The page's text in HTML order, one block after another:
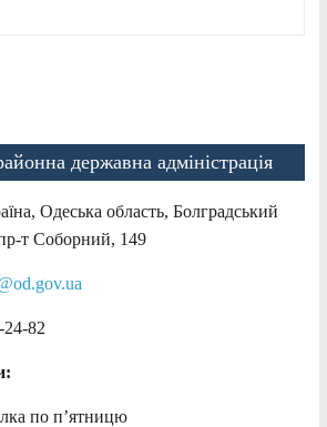
державна адміністрація
Одеська область, Болградський
т Соборний, 149
82
по п’ятницю